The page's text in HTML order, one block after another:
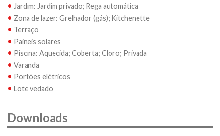
• Jardim: Jardim privado; Rega automática
• Zona de lazer: Grelhador (gás); Kitchenette
• Terraço
• Paineis solares
• Piscina: Aquecida; Coberta; Cloro; Privada
• Varanda
• Portões elétricos
• Lote vedado
Downloads